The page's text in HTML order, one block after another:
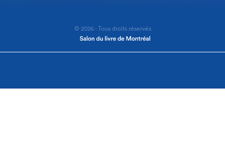
© 2026 - Tous droits réservés